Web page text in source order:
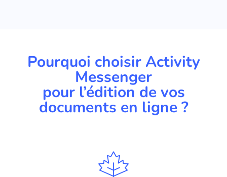
Pourquoi choisir Activity
Messenger
pour l’édition de vos
documents en ligne ?